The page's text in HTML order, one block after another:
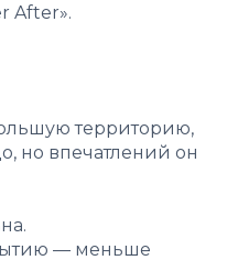
After».
территорию,
но впечатлений он
— меньше